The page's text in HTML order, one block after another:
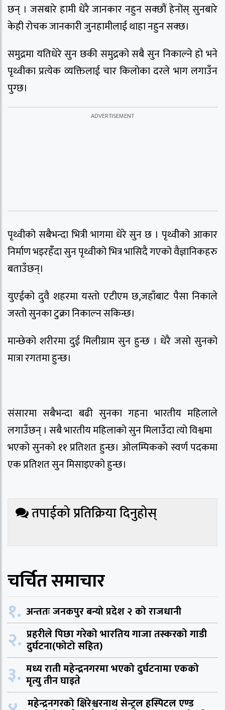
छन् । जसबारे हामी धेरै जानकार नहुन सक्छौं हेनोंस् सुनबारे
केही रोचक जानकारी जुनहामीलाई थाहा नहुन सक्छ।
समुद्रमा यतिधेरे सुन छकी समुद्रको सबै सुन निकाल्ने हो भने
पृथ्वीका प्रत्येक व्यक्तिलाई चार किलोका दरले भाग लगाउँन
पुग्छ।
पृथ्वीको सबैभन्दा भित्री भागमा धेरे सुन छ । पृथ्वीको आकार
निर्माण भइरहॅँदा सुन पृथ्वीको भित्र भासिदै गएको वैज्ञानिकहरु
बताउँछन्।
युएईको दुवै शहरमा यस्तो एटीएम छ,जहाँबाट पैसा निकाले
जस्तो सुनका टुक्रा निकाल्न सकिन्छ।
मान्छेको शरीरमा दुई मिलीग्राम सुन हुन्छ । धेरै जसो सुनको
मात्रा रगतमा हुन्छ।
संसारमा सबैभन्दा बढी सुनका गहना भारतीय महिलाले
लगाउँछन् । सबै भारतीय महिलाको सुन मिलाउँंदा त्यो विश्वमा
भएको सुनको ११ प्रतिशत हुन्छ। ओलम्पिकको स्वर्ण पदकमा
एक प्रतिशत सुन मिसाइएको हुन्छ।
तपाईको प्रतिक्रिया दिनुहोस्
चर्चित समाचार
१. अन्ततः जनकपुर बन्यो प्रदेश २ को राजधानी
२. प्रहरीले पिछा गरेको भारतिय गाजा तस्करको गाडी
दुर्घटना(फोटो सहित)
३. मध्य राती महेन्द्रनगरमा भएको दुर्घटनामा एकको
मृत्यु तीन घाइते
महेन्द्रनगरको क्षिरेश्वरनाथ सेन्ट्रल हस्पिटल एण्ड